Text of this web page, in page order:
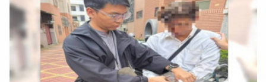
理，法官審酌，蔣男的行為顯然欠缺自我情緒管理能力，且
態度乖張、行為暴戾，已影響在場不特定民眾對於社會治安
與法和平性之信賴，考量到蔣男坦承犯行，請求與蔡姓工讀
生調解，但蔡姓工讀生不願意調解，因此未能賠償，兼衡蔣
男曾有暴力犯罪前科、犯罪動機、家庭狀況、身心狀況等，
依傷害罪判他有期徒刑3月，得易科罰金9萬元。全案可上